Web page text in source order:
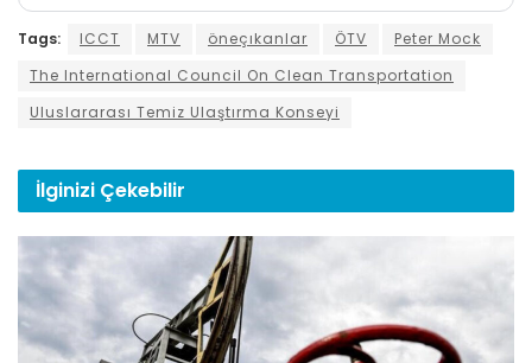
Tags: ICCT MTV öneçıkanlar ÖTV
Peter Mock
The International Council On Clean Transportation
Uluslararası Temiz Ulaştırma Konseyi
İlginizi Çekebilir